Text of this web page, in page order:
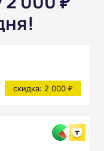
скидка: 2 000 ₽